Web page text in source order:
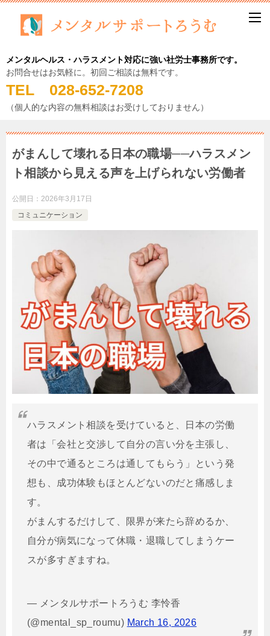
メンタルヘルス・ハラスメント対応に強い社労士事務所です。
お問合せはお気軽に。初回ご相談は無料です。
TEL 028-652-7208
（個人的な内容の無料相談はお受けしておりません）
がまんして壊れる日本の職場──ハラスメン
ト相談から見える声を上げられない労働者
公開日： 2026年3月17日
コミュニケーション
ハラスメント相談を受けていると、日本の労働
者は「会社と交渉して自分の言い分を主張し、
その中で通るところは通してもらう」という発
想も、成功体験もほとんどないのだと痛感しま
す。
がまんするだけして、限界が来たら辞めるか、
自分が病気になって休職・退職してしまうケー
スが多すぎますね。
— メンタルサポートろうむ 李怜香
(@mental_sp_roumu) March 16, 2026